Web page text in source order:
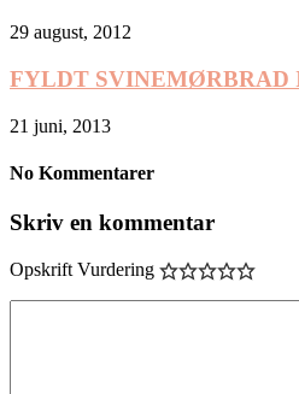
29 august, 2012
FYLDT SVINEMØRBRAD
21 juni, 2013
No Kommentarer
Skriv en kommentar
Opskrift Vurdering